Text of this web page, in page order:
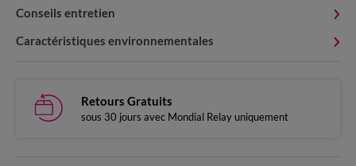
Conseils entretien
Caractéristiques environnementales
Retours Gratuits
sous 30 jours avec Mondial Relay uniquement